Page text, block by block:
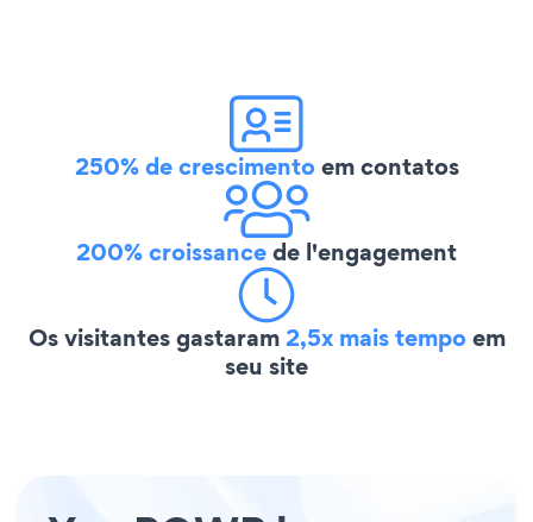
250% de crescimentoem contatos
200% croissancede l'engagement
Os visitantes gastaram2,5x mais tempoem
seu site